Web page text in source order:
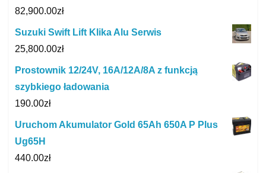
82,900.00zł
Suzuki Swift Lift Klika Alu Serwis
25,800.00zł
Prostownik 12/24V, 16A/12A/8A z funkcją
szybkiego ładowania
190.00zł
Uruchom Akumulator Gold 65Ah 650A P Plus
Ug65H
440.00zł